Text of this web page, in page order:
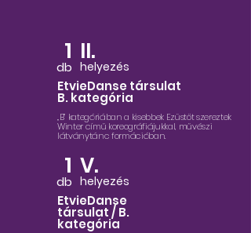
1
db
II.
helyezés
EtvieDanse társulat
B. kategória
„B” kategóriában a kisebbek Ezüstöt szereztek
Winter című koreográfiájukkal, művészi
látványtánc formációban.
1
db
V.
helyezés
EtvieDanse
társulat / B.
kategória